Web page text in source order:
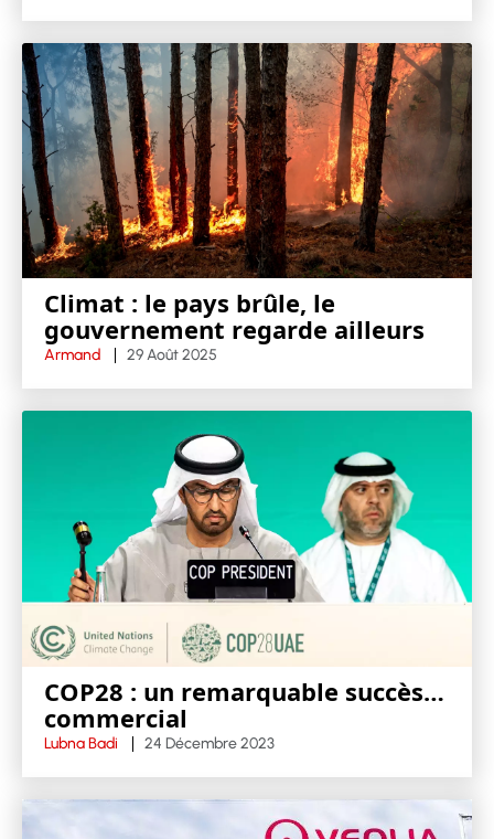
Climat : le pays brûle, le
gouvernement regarde ailleurs
Armand 29 Août 2025
COP28 : un remarquable succès…
commercial
Lubna Badi 24 Décembre 2023